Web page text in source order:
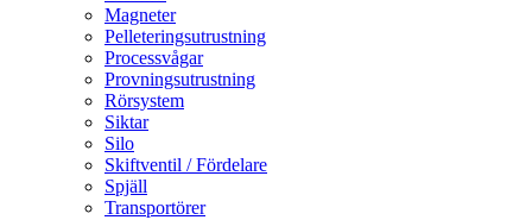
Magneter
Pelleteringsutrustning
Processvågar
Provningsutrustning
Rörsystem
Siktar
Silo
Skiftventil / Fördelare
Spjäll
Transportörer